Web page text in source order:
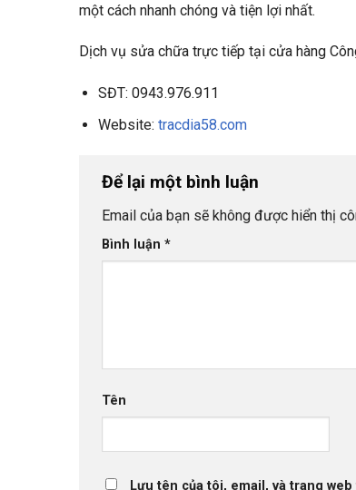
một cách nhanh chóng và tiện lợi nhất.
Dịch vụ sửa chữa trực tiếp tại cửa hàng
SĐT: 0943.976.911
Website: tracdia58.com
Để lại một bình luận
Email của bạn sẽ không được hiển thị
Bình luận *
Tên
Lưu tên của tôi, email, và trang